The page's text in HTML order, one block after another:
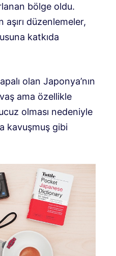
bölge oldu.
aşırı düzenlemeler,
katkıda
olan Japonya’nın
ama özellikle
olması nedeniyle
kavuşmuş gibi